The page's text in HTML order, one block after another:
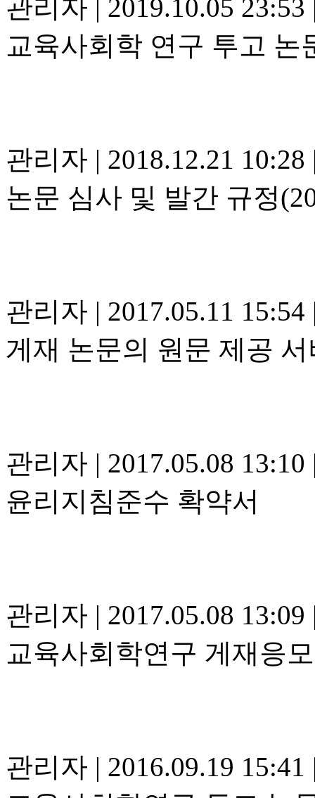
관리자 2019.10.05 23:53
교육사회학 연구 투고 논
관리자 | 2018.12.21 10:28
논문 심사 및 발간 규정
관리자 | 2017.05.11 15:54
게재 논문의 원문 제공
관리자 | 2017.05.08 13:10
윤리지침준수 확약서
관리자 | 2017.05.08 13:09
교육사회학연구 게재응
관리자 | 2016.09.19 15:41